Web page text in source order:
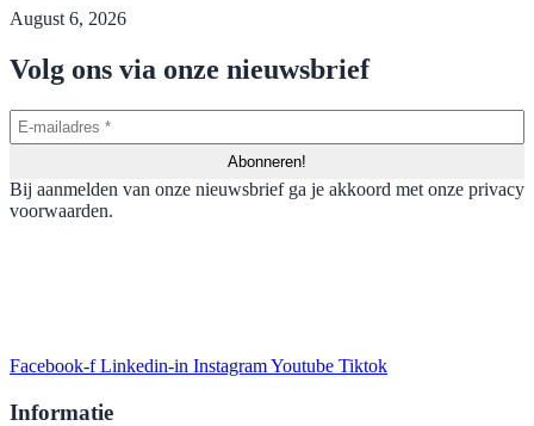
August 6, 2026
Volg ons via onze nieuwsbrief
Bij aanmelden van onze nieuwsbrief ga je akkoord met onze privacy
voorwaarden.
Facebook-f Linkedin-in InstagramYoutube Tiktok
Informatie